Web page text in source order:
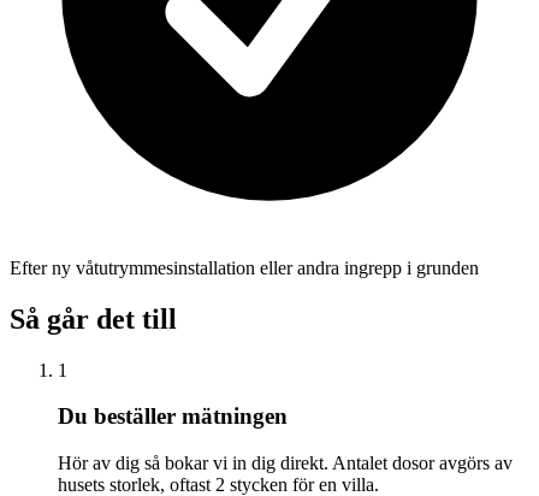
Efter ny våtutrymmesinstallation eller andra ingrepp i grunden
Så går det till
1
Du beställer mätningen
Hör av dig så bokar vi in dig direkt. Antalet dosor avgörs av
husets storlek, oftast 2 stycken för en villa.